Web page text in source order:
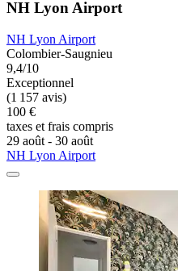
NH Lyon Airport
NH Lyon Airport
Colombier-Saugnieu
9,4/10
Exceptionnel
(1 157 avis)
100 €
taxes et frais compris
29 août - 30 août
NH Lyon Airport